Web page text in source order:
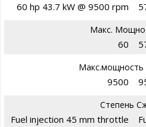
60 hp 43.7 kW @ 9500 rpm
Макс.
60
Макс.мощность
9500
Степень
Fuel injection 45 mm throttle